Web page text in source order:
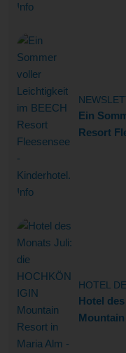
Ein
Resort
HOTEL
Hotel